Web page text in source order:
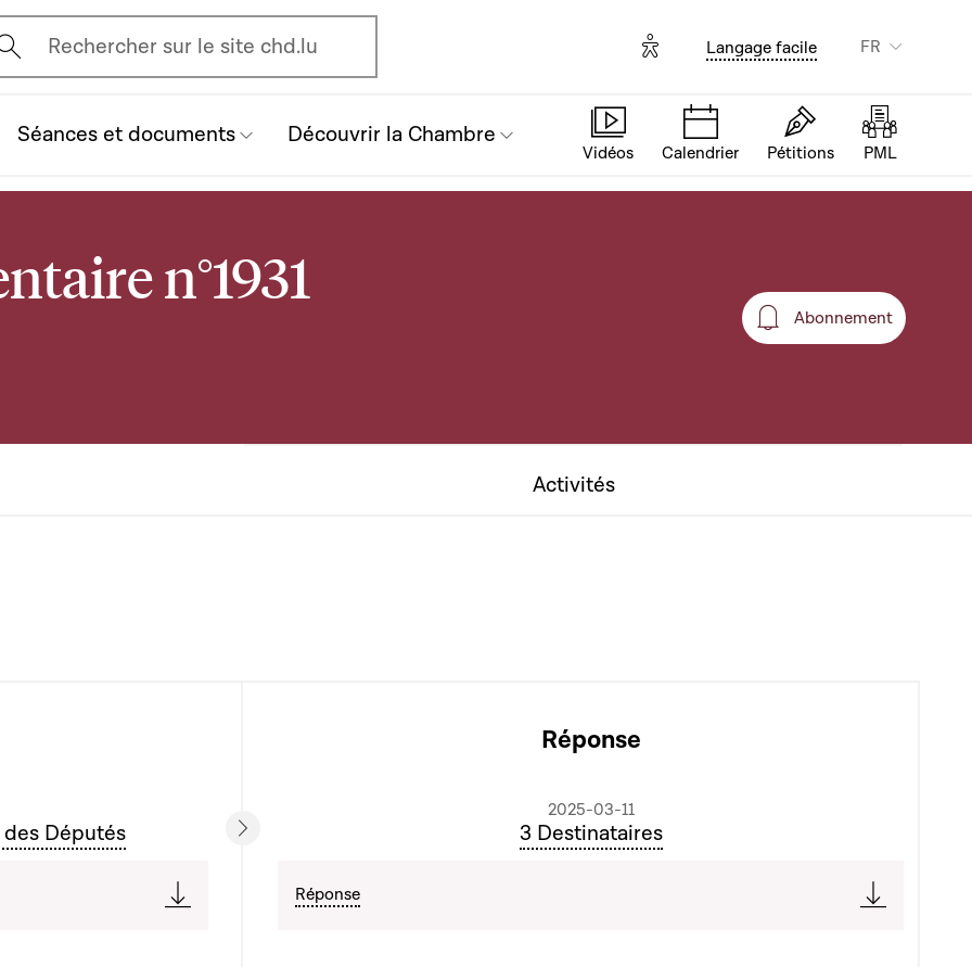
l'écran de recherche
Rechercher sur le site chd.lu Options d'accessibilité
Langage facile FR
Séances et documents Découvrir la Chambre
Vidéos Calendrier Pétitions PML
n°1931
Abonnement
Abonnement
Activités
Députés
Réponse
2025-03-11
3 Destinataires
Réponse